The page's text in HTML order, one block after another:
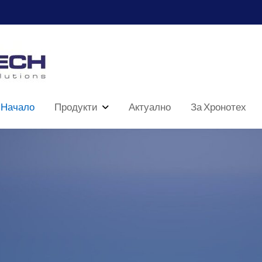
Начало Продукти Актуално За Хронотех